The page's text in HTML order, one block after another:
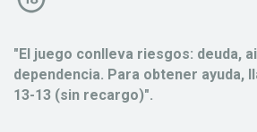
"El juego conlleva riesgos: deuda,
dependencia. Para obtener ayuda,
13-13 (sin recargo)".